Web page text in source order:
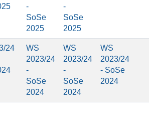
-
SoSe
2025
-
SoSe
2025
24
WS
2023/24
-
SoSe
2024
WS
2023/24
-
SoSe
2024
WS
2023/24
- SoSe
2024